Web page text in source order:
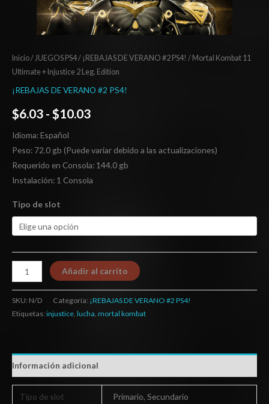
Inicio/ JUEGOS PS4/ ¡REBAJAS DE VERANO #2 PS4! / Mortal Kombat 11
Ultimate + Injustice 2 Leg. Edition
¡REBAJAS DE VERANO #2 PS4!
$6.03 - $10.03
Idioma: Español
Peso: 72.0 gb (Puede variar debido a las actualizaciones)
Requerido en Consola: 144.0 gb
Instalación: 1 Consola
Tipo de slot
Añadir al carrito
SKU: N/D Categoría: ¡REBAJAS DE VERANO #2 PS4!
Etiquetas: injustice, lucha, mortal kombat
Información adicional
Tipo de slot Primario, Secundario